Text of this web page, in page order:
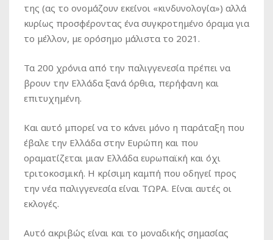
της (ας το ονομάζουν εκείνοι «κινδυνολογία») αλλά
κυρίως προσφέροντας ένα συγκροτημένο όραμα για
το μέλλον, με ορόσημο μάλιστα το 2021.
Τα 200 χρόνια από την παλιγγενεσία πρέπει να
βρουν την Ελλάδα ξανά όρθια, περήφανη και
επιτυχημένη.
Και αυτό μπορεί να το κάνει μόνο η παράταξη που
έβαλε την Ελλάδα στην Ευρώπη και που
οραματίζεται μιαν Ελλάδα ευρωπαϊκή και όχι
τριτοκοσμική. Η κρίσιμη καμπή που οδηγεί προς
την νέα παλιγγενεσία είναι ΤΩΡΑ. Είναι αυτές οι
εκλογές.
Αυτό ακριβώς είναι και το μοναδικής σημασίας